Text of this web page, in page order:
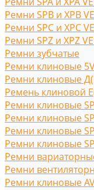
Ремни SPB и XPB
Ремни SPC и XPC
Ремни SPZ и XPZ
Ремни зубчатые
Ремни клиновые 5V
Ремни клиновые
Ремень клиновой
Ремни клиновые
Ремни клиновые
Ремни клиновые
Ремни клиновые
Ремни
Ремни
Ремни клиновые